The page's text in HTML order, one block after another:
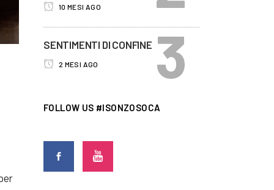
10 MESI AGO
SENTIMENTI DI CONFINE
2 MESI AGO
FOLLOW US #ISONZOSOCA